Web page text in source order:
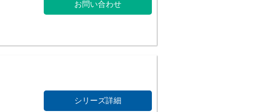
お問い合わせ
シリーズ詳細